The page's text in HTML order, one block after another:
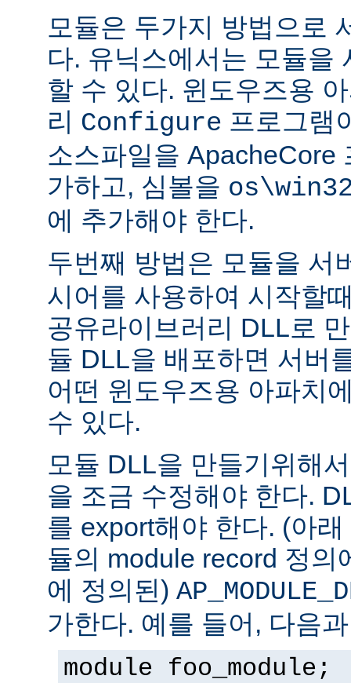
모듈은 두가지 방법으로
다. 유닉스에서는 모듈을
할 수 있다. 윈도우즈용
리 Configure 프로그램
소스파일을 ApacheCore
가하고, 심볼을
에 추가해야 한다.
두번째 방법은 모듈을 서
시어를 사용하여 시작할
공유라이브러리 DLL로
듈 DLL을 배포하면 서버
어떤 윈도우즈용 아파치
수 있다.
모듈 DLL을 만들기위해
을 조금 수정해야 한다.
를 export해야 한다. (아
듈의 module record 정의
에 정의된)
가한다. 예를 들어, 다음
module foo_module;